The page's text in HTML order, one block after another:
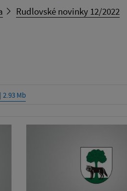
Rudlovské novinky 12/2022
2.93 Mb